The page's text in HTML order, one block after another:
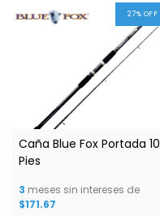
1/5
27% OFF
Caña Blue Fox Portada 10
Pies
3 meses sin intereses de
$171.67